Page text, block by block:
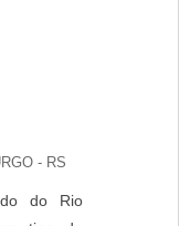
Plástico
ainda
e venda
clicar
- RS
do Rio